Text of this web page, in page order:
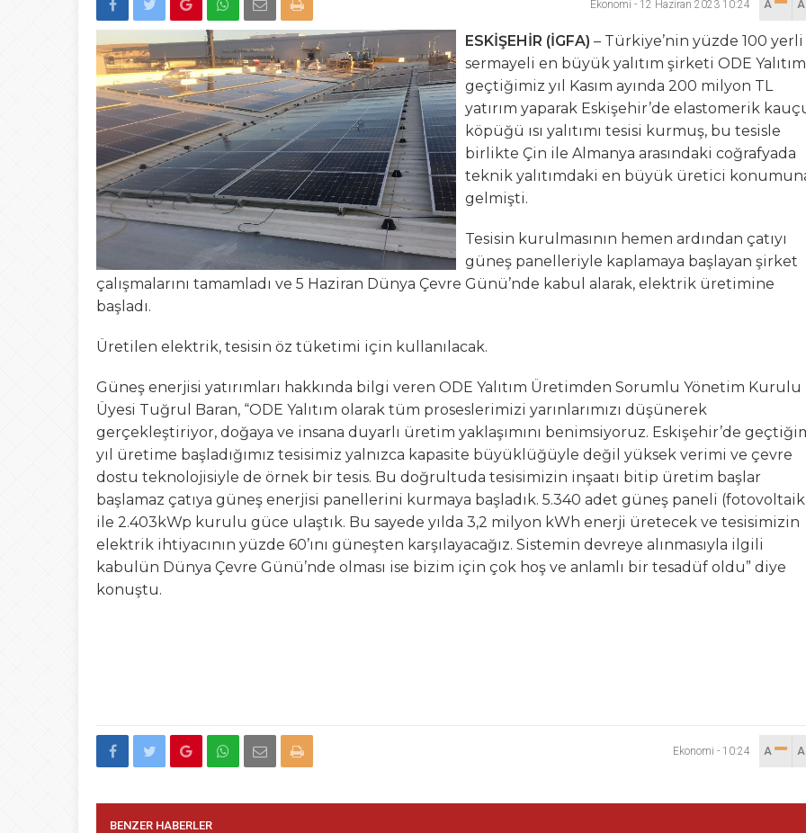
Tepki
13:23 Şafak Engin’den “asılsız haber” açıklaması
15:02 Türk Avcıları Kütahya Valisine tepki gösterdi
00:22 Yığılca’da Patpat Kazası: 3’ü Çocuk 7 Kişi Yaralandı
23:50 Akçakoca’da boğulma paniği
Ekonomi - 12 Haziran 2023 10:24 A
ESKİŞEHİR (İGFA) – Türkiye’nin yüzde 100 yerli
sermayeli en büyük yalıtım şirketi ODE
geçtiğimiz yıl Kasım ayında 200 milyon TL
yatırım yaparak Eskişehir’de elastomerik
köpüğü ısı yalıtımı tesisi kurmuş, bu tesisle
birlikte Çin ile Almanya arasındaki coğrafyada
teknik yalıtımdaki en büyük üretici
gelmişti.
Tesisin kurulmasının hemen ardından çatıyı
güneş panelleriyle kaplamaya başlayan şirket
çalışmalarını tamamladı ve 5 Haziran Dünya Çevre Günü’nde kabul alarak, elektrik üretimine
başladı.
Üretilen elektrik, tesisin öz tüketimi için kullanılacak.
Güneş enerjisi yatırımları hakkında bilgi veren ODE Yalıtım Üretimden Sorumlu Yönetim Kurulu
Üyesi Tuğrul Baran, “ODE Yalıtım olarak tüm proseslerimizi yarınlarımızı düşünerek
gerçekleştiriyor, doğaya ve insana duyarlı üretim yaklaşımını benimsiyoruz. Eskişehir’de
yıl üretime başladığımız tesisimiz yalnızca kapasite büyüklüğüyle değil yüksek verimi ve çevre
dostu teknolojisiyle de örnek bir tesis. Bu doğrultuda tesisimizin inşaatı bitip üretim başlar
başlamaz çatıya güneş enerjisi panellerini kurmaya başladık. 5.340 adet güneş paneli
ile 2.403kWp kurulu güce ulaştık. Bu sayede yılda 3,2 milyon kWh enerji üretecek ve tesisimizin
elektrik ihtiyacının yüzde 60’ını güneşten karşılayacağız. Sistemin devreye alınmasıyla ilgili
kabulün Dünya Çevre Günü’nde olması ise bizim için çok hoş ve anlamlı bir tesadüf oldu” diye
konuştu.
Ekonomi - 10:24 A
BENZER HABERLER